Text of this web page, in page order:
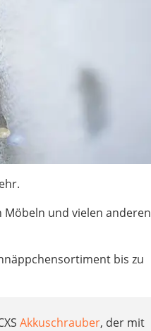
Möbeln und vielen anderen
bis zu
Akkuschrauber, der mit